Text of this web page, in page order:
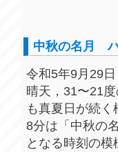
中秋の名月
令和5年9月29
晴天，31〜21
も真夏日が続
8分は「中秋の
となる時刻の